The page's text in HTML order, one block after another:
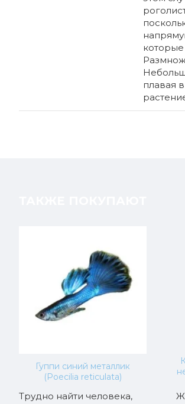
плавая
Гуппи синий металлик
(Poecilia reticulata)
Трудно найти человека,